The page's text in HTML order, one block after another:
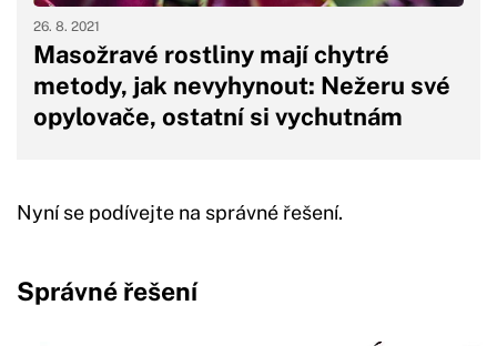
Masožravé rostliny mají chytré
metody, jak nevyhynout: Nežeru své
opylovače, ostatní si vychutnám
26. 8. 2021
Nyní se podívejte na správné řešení.
Správné řešení